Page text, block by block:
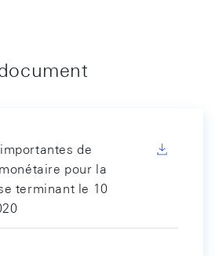
de
pour la
terminant le 10